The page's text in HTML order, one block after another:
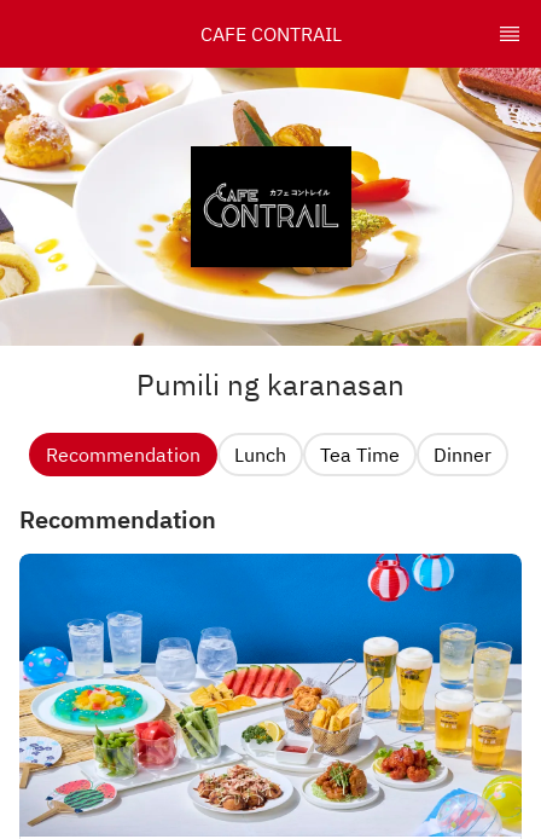
CAFE CONTRAIL
Pumili ng karanasan
Recommendation Lunch Tea Time Dinner
Recommendation